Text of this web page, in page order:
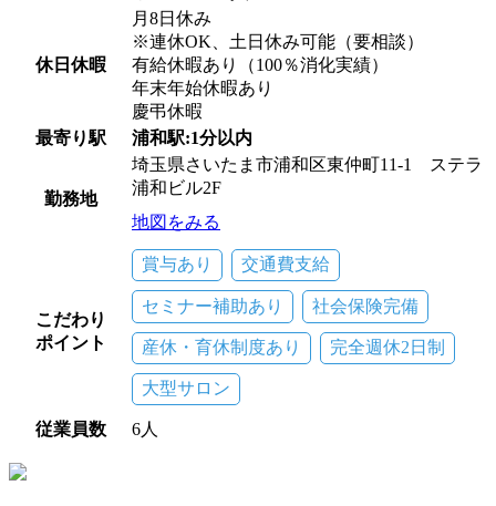
休日休暇
月8日休み
※連休OK、土日休み可能（要相談）
有給休暇あり（100％消化実績）
年末年始休暇あり
慶弔休暇
最寄り駅
浦和駅:1分以内
勤務地
埼玉県さいたま市浦和区東仲町11-1 ステラ
浦和ビル2F
地図をみる
こだわり
ポイント
賞与あり 交通費支給
セミナー補助あり 社会保険完備
産休・育休制度あり 完全週休2日制
大型サロン
従業員数 6人